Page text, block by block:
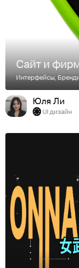
Интерфейсы,
Юля Ли
UI дизайн